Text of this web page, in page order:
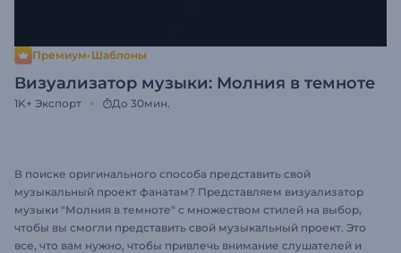
Премиум-Шаблоны
Визуализатор музыки: Молния в темноте
1K+ Экспорт До 30мин.
В поиске оригинального способа представить свой
музыкальный проект фанатам? Представляем визуализатор
музыки "Молния в темноте" с множеством стилей на выбор,
чтобы вы смогли представить свой музыкальный проект. Это
все, что вам нужно, чтобы привлечь внимание слушателей и